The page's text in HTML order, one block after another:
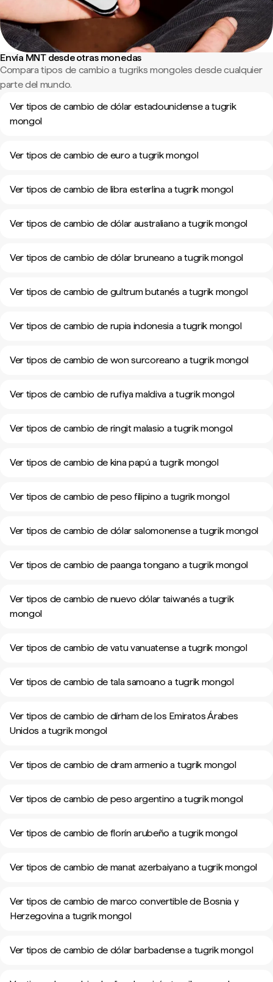
Envía MNT desde otras monedas
Compara tipos de cambio a tugriks mongoles desde cualquier
parte del mundo.
Ver tipos de cambio de dólar estadounidense a tugrik
mongol
Ver tipos de cambio de euro a tugrik mongol
Ver tipos de cambio de libra esterlina a tugrik mongol
Ver tipos de cambio de dólar australiano a tugrik mongol
Ver tipos de cambio de dólar bruneano a tugrik mongol
Ver tipos de cambio de gultrum butanés a tugrik mongol
Ver tipos de cambio de rupia indonesia a tugrik mongol
Ver tipos de cambio de won surcoreano a tugrik mongol
Ver tipos de cambio de rufiya maldiva a tugrik mongol
Ver tipos de cambio de ringit malasio a tugrik mongol
Ver tipos de cambio de kina papú a tugrik mongol
Ver tipos de cambio de peso filipino a tugrik mongol
Ver tipos de cambio de dólar salomonense a tugrik mongol
Ver tipos de cambio de paanga tongano a tugrik mongol
Ver tipos de cambio de nuevo dólar taiwanés a tugrik
mongol
Ver tipos de cambio de vatu vanuatense a tugrik mongol
Ver tipos de cambio de tala samoano a tugrik mongol
Ver tipos de cambio de dírham de los Emiratos Árabes
Unidos a tugrik mongol
Ver tipos de cambio de dram armenio a tugrik mongol
Ver tipos de cambio de peso argentino a tugrik mongol
Ver tipos de cambio de florín arubeño a tugrik mongol
Ver tipos de cambio de manat azerbaiyano a tugrik mongol
Ver tipos de cambio de marco convertible de Bosnia y
Herzegovina a tugrik mongol
Ver tipos de cambio de dólar barbadense a tugrik mongol